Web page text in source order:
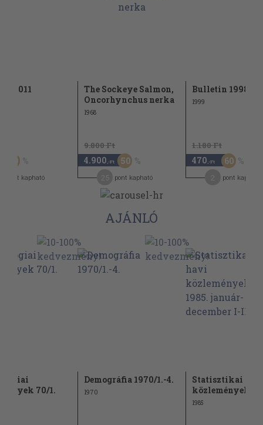
2011
50
pont kapható
The Sockeye Salmon,
Oncorhynchus nerka
1968
9.800 Ft
4.900 ,-Ft 50
pont kapható
Bulletin 1998.
1999
1.180 Ft
470 ,-Ft 60
pont kapható
AJÁNLÓ
70/1.
Demográfia 1970/1.-4.
1970
Statisztikai
közlemények
1985